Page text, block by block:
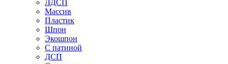
ЛДСП
Массив
Пластик
Шпон
Экошпон
С патиной
ДСП